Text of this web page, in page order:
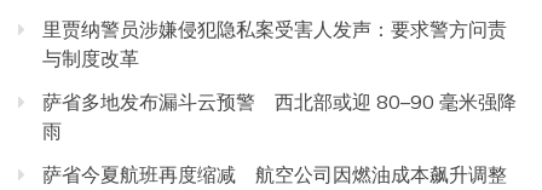
里贾纳警员涉嫌侵犯隐私案受害人发声：要求警方问责
与制度改革
萨省多地发布漏斗云预警 西北部或迎 80–90 毫米强降
雨
萨省今夏航班再度缩减 航空公司因燃油成本飙升调整